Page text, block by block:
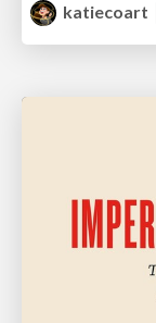
katiecoart